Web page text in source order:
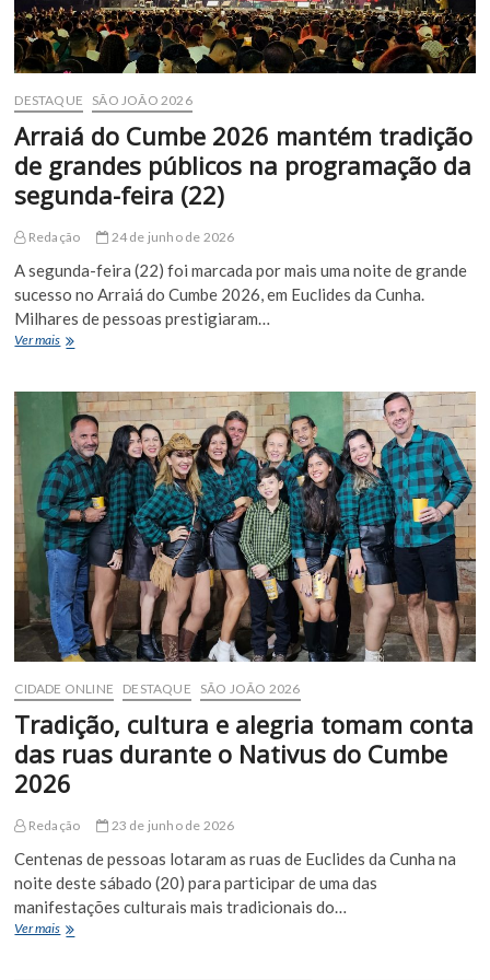
DESTAQUE SÃO JOÃO 2026
Arraiá do Cumbe 2026 mantém tradição
de grandes públicos na programação da
segunda-feira (22)
Redação 24 de junho de 2026
A segunda-feira (22) foi marcada por mais uma noite de grande
sucesso no Arraiá do Cumbe 2026, em Euclides da Cunha.
Milhares de pessoas prestigiaram…
Ver maisArraiá
2026
mantém
tradição
de
grandes
públicos
na
programação
da
segunda-
feira
(22)
CIDADE ONLINE DESTAQUE SÃO JOÃO 2026
Tradição, cultura e alegria tomam conta
das ruas durante o Nativus do Cumbe
2026
Redação 23 de junho de 2026
Centenas de pessoas lotaram as ruas de Euclides da Cunha na
noite deste sábado (20) para participar de uma das
manifestações culturais mais tradicionais do…
Ver maisTradição,